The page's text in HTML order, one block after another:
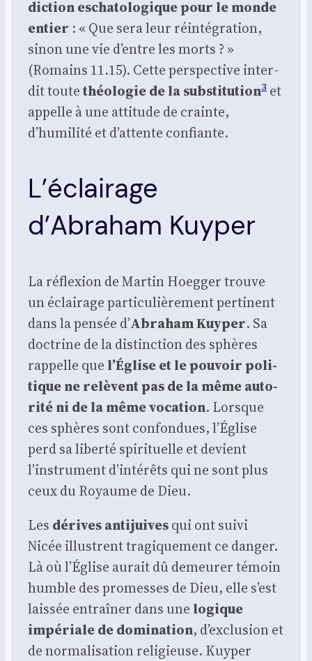
dic­tion escha­to­lo­gique pour le monde
entier : « Que sera leur réin­té­gra­tion,
sinon une vie d’entre les morts ? »
(Romains 11.15). Cette pers­pec­tive inter­
dit toutethéo­lo­gie de la sub­sti­tu­tion3 et
appelle à une atti­tude de crainte,
d’humilité et d’attente confiante.
L’éclairage
d’Abraham Kuyper
La réflexion de Mar­tin Hoeg­ger trouve
un éclai­rage par­ti­cu­liè­re­ment per­ti­nent
dans la pen­sée d’Abra­ham Kuy­per. Sa
doc­trine de la dis­tinc­tion des sphères
rap­pelle que l’Église et le pou­voir poli­
tique ne relèvent pas de la même auto­
ri­té ni de la même voca­tion. Lorsque
ces sphères sont confon­dues, l’Église
perd sa liber­té spi­ri­tuelle et devient
l’instrument d’intérêts qui ne sont plus
ceux du Royaume de Dieu.
Les dérives anti­juivesqui ont sui­vi
Nicée illus­trent tra­gi­que­ment ce dan­ger.
Là où l’Église aurait dû demeu­rer témoin
humble des pro­messes de Dieu, elle s’est
lais­sée entraî­ner dans une logique
impé­riale de domi­na­tion, d’exclusion et
de nor­ma­li­sa­tion reli­gieuse. Kuy­per